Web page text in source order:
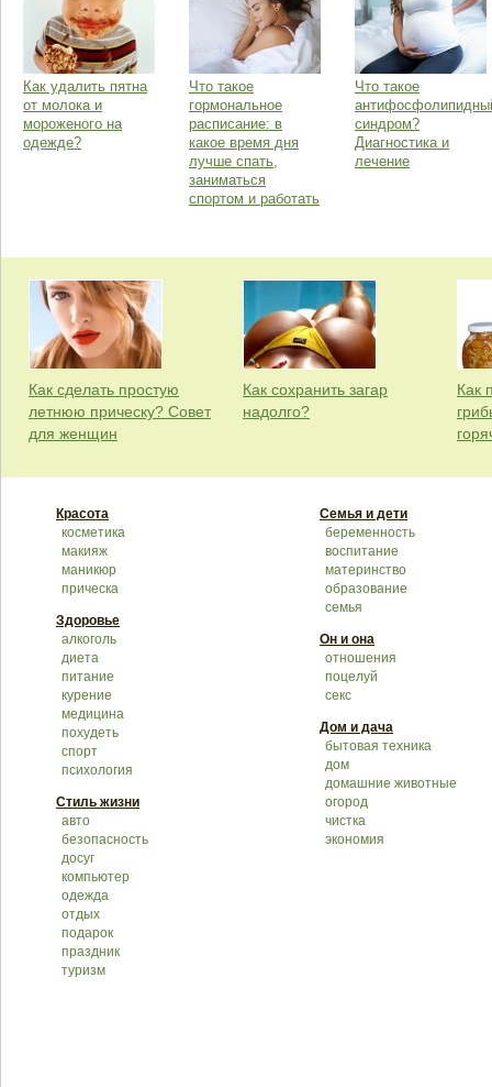
Как удалить пятна
от молока и
мороженого на
одежде?
Что такое
гормональное
расписание: в
какое время дня
лучше спать,
заниматься
спортом и работать
Что такое
синдром?
Диагностика и
лечение
Как сделать простую
летнюю прическу? Совет
для женщин
Как сохранить загар
надолго?
Как
Красота
косметика
макияж
маникюр
прическа
Здоровье
алкоголь
диета
питание
курение
медицина
похудеть
спорт
психология
Стиль жизни
авто
безопасность
досуг
компьютер
одежда
отдых
подарок
праздник
туризм
Семья и дети
беременность
воспитание
материнство
образование
семья
Он и она
отношения
поцелуй
секс
Дом и дача
бытовая техника
дом
домашние животные
огород
чистка
экономия